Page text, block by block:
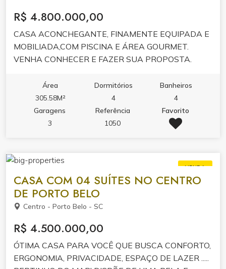
R$ 4.800.000,00
CASA ACONCHEGANTE, FINAMENTE EQUIPADA E
MOBILIADA,COM PISCINA E ÁREA GOURMET.
VENHA CONHECER E FAZER SUA PROPOSTA.
Área
305.58M²
Dormitórios
4
Banheiros
4
Garagens
3
Referência
1050
Favorito
VENDA
CASA COM 04 SUÍTES NO CENTRO
DE PORTO BELO
Centro - Porto Belo - SC
R$ 4.500.000,00
ÓTIMA CASA PARA VOCÊ QUE BUSCA CONFORTO,
ERGONOMIA, PRIVACIDADE, ESPAÇO DE LAZER .....